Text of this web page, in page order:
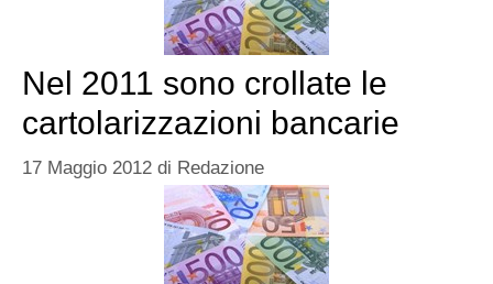
Nel 2011 sono crollate le
cartolarizzazioni bancarie
17 Maggio 2012 di Redazione